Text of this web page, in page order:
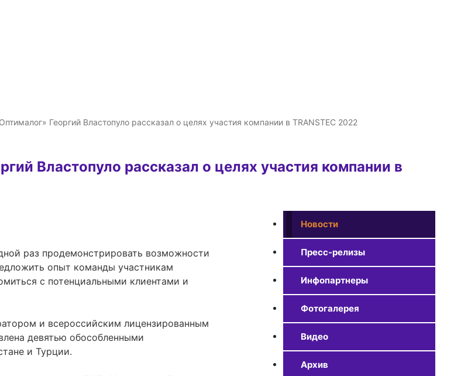
Георгий Властопуло рассказал о целях участия компании в TRANSTEC 2022
Властопуло рассказал о целях участия компании в
Новости
Пресс-релизы
Инфопартнеры
Фотогалерея
Видео
Архив
опыт команды участникам
с потенциальными клиентами и
и всероссийским лицензированным
девятью обособленными
и Турции.